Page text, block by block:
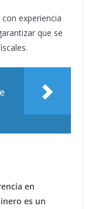
experiencia
que se
en
es un